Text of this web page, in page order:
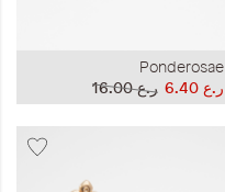
Ponderosae
ر.ع 16.00
ر.ع 6.40